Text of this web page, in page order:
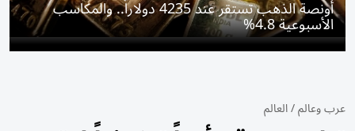
أونصة الذهب تستقر عند 4235 دولاراً.. والمكاسب
الأسبوعية 4.8%
عرب وعالم/العالم